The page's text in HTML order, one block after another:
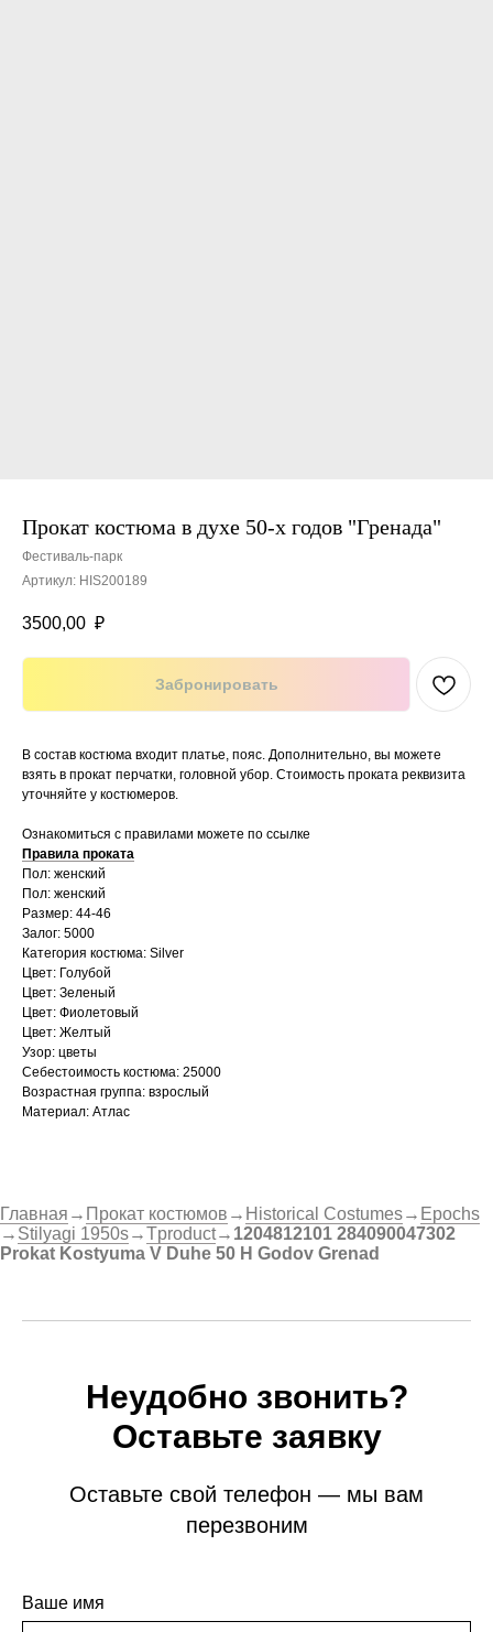
Прокат костюма в духе 50-х годов "Гренада"
Фестиваль-парк
Артикул: HIS200189
3500,00 ₽
Забронировать
В состав костюма входит платье, пояс. Дополнительно, вы можете
взять в прокат перчатки, головной убор. Стоимость проката реквизита
уточняйте у костюмеров.
Ознакомиться с правилами можете по ссылке
Правила проката
Пол: женский
Пол: женский
Размер: 44-46
Залог: 5000
Категория костюма: Silver
Цвет: Голубой
Цвет: Зеленый
Цвет: Фиолетовый
Цвет: Желтый
Узор: цветы
Себестоимость костюма: 25000
Возрастная группа: взрослый
Материал: Атлас
Главная → Прокат костюмов → Historical Costumes→ Epochs
→ Stilyagi 1950s→Tproduct→ 1204812101 284090047302
Prokat Kostyuma V Duhe 50 H Godov Grenad
Неудобно звонить?
Оставьте заявку
Оставьте свой телефон — мы вам
перезвоним
Ваше имя